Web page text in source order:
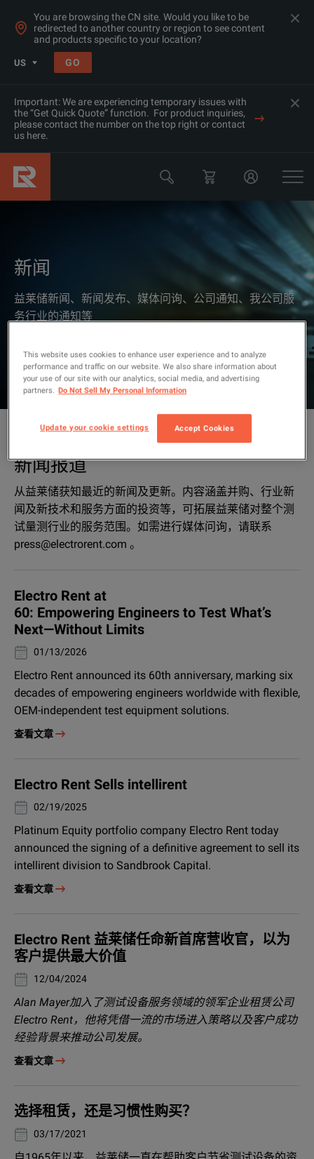
You are browsing the CN site. Would you like to be
redirected to another country or region to see content
and products specific to your location?
US GO
Important: We are experiencing temporary issues with
the “Get Quick Quote” function. For product inquiries,
please contact the number on the top right or contact
us here.
新闻
益莱储新闻、新闻发布、媒体问询、公司通知、我公司服
务行业的通知等
新闻报道
从益莱储获知最近的新闻及更新。内容涵盖并购、行业新
闻及新技术和服务方面的投资等，可拓展益莱储对整个测
试量测行业的服务范围。如需进行媒体问询，请联系
press@electrorent.com 。
Electro Rent at
60: Empowering Engineers to Test What’s
Next—Without Limits
01/13/2026
Electro Rent announced its 60th anniversary, marking six
decades of empowering engineers worldwide with flexible,
OEM-independent test equipment solutions.
查看文章
Electro Rent Sells intellirent
02/19/2025
Platinum Equity portfolio company Electro Rent today
announced the signing of a definitive agreement to sell its
intellirent division to Sandbrook Capital.
查看文章
Electro Rent 益莱储任命新首席营收官，以为
客户提供最大价值
12/04/2024
Alan Mayer加入了测试设备服务领域的领军企业租赁公司
Electro Rent，他将凭借一流的市场进入策略以及客户成功
经验背景来推动公司发展。
查看文章
选择租赁，还是习惯性购买？
03/17/2021
This website uses cookies to enhance user experience and to analyze
performance and traffic on our website. We also share information about
your use of our site with our analytics, social media, and advertising
partners.
Do Not Sell My Personal Information
Update your cookie settings Accept Cookies